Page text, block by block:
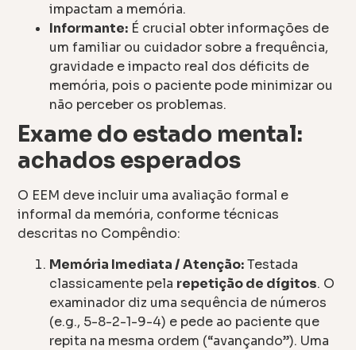
impactam a memória.
Informante: É crucial obter informações de
um familiar ou cuidador sobre a frequência,
gravidade e impacto real dos déficits de
memória, pois o paciente pode minimizar ou
não perceber os problemas.
Exame do estado mental:
achados esperados
O EEM deve incluir uma avaliação formal e
informal da memória, conforme técnicas
descritas no Compêndio:
Memória Imediata / Atenção:Testada
classicamente pela repetição de dígitos. O
examinador diz uma sequência de números
(e.g., 5-8-2-1-9-4) e pede ao paciente que
repita na mesma ordem (“avançando”). Uma